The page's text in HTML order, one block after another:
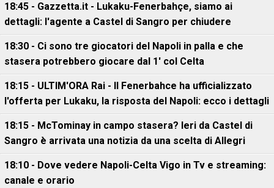
18:45 - Gazzetta.it - Lukaku-Fenerbahçe, siamo ai
dettagli: l'agente a Castel di Sangro per chiudere
18:30 - Ci sono tre giocatori del Napoli in palla e che
stasera potrebbero giocare dal 1' col Celta
18:15 - ULTIM'ORA Rai - Il Fenerbahce ha ufficializzato
l'offerta per Lukaku, la risposta del Napoli: ecco i dettagli
18:15 - McTominay in campo stasera? Ieri da Castel di
Sangro è arrivata una notizia da una scelta di Allegri
18:10 - Dove vedere Napoli-Celta Vigo in Tv e streaming:
canale e orario